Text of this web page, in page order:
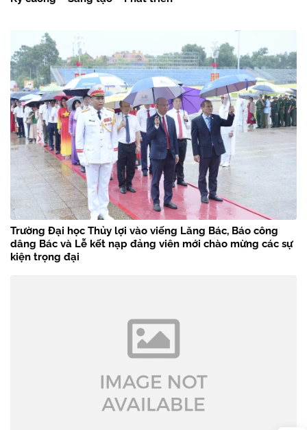
Trường Đại học Thủy lợi vào viếng Lăng Bác, Báo công
dâng Bác và Lễ kết nạp đảng viên mới chào mừng các sự
kiện trọng đại